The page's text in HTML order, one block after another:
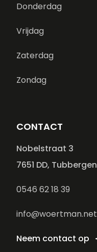
Donderdag
Vrijdag
Zaterdag
Zondag
CONTACT
Nobelstraat 3
7651 DD, Tubbergen
0546 62 18 39
info@woertman.net
Neem contact op